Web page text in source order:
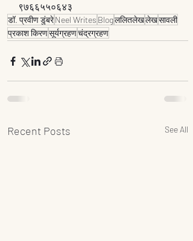
९७६६५५०६४३
डॉ. प्रवीण डुंबरेNeel Writes Blogललितलेखलेखसावली
प्रकाश किरणसूर्यग्रहणचंद्रग्रहण
Recent Posts See All